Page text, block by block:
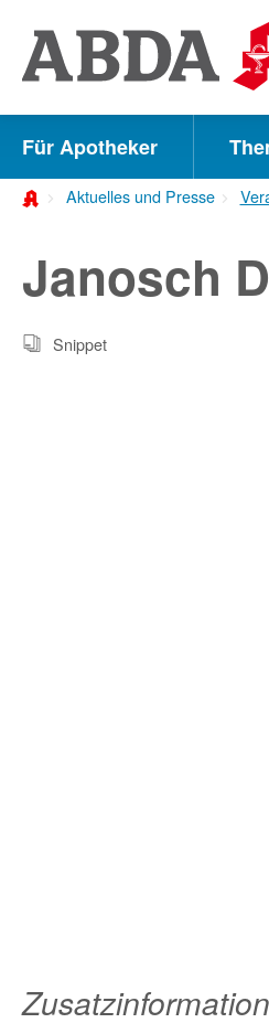
direkt
zu:
zur
Hauptnavigation
zur
zum
Für Apotheker
Aktuelles und Presse
Janosch
Snippet